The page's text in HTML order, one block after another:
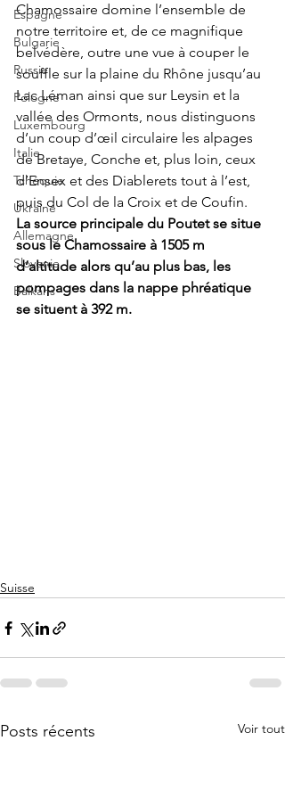
Espagne
Bulgarie
Russie
Pologne
Luxembourg
Italie
Tchéquie
Ukraine
Allemagne
Slovenie
Balkans
Chamossaire domine l’ensemble de
notre territoire et, de ce magnifique
belvédère, outre une vue à couper le
souffle sur la plaine du Rhône jusqu’au
Lac Léman ainsi que sur Leysin et la
vallée des Ormonts, nous distinguons
d’un coup d’œil circulaire les alpages
de Bretaye, Conche et, plus loin, ceux
d’Ensex et des Diablerets tout à l’est,
puis du Col de la Croix et de Coufin.
La source principale du Poutet se situe
sous le Chamossaire à 1505 m
d’altitude alors qu’au plus bas, les
pompages dans la nappe phréatique
se situent à 392 m.
Suisse
Posts récents Voir tout